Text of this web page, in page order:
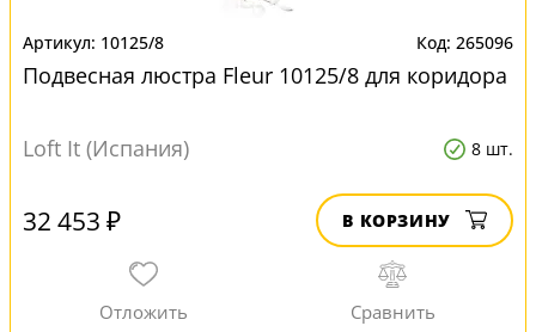
10125/8 265096
Подвесная люстра Fleur 10125/8 для коридора
Loft It (Испания) 8 шт.
32 453 ₽ В КОРЗИНУ